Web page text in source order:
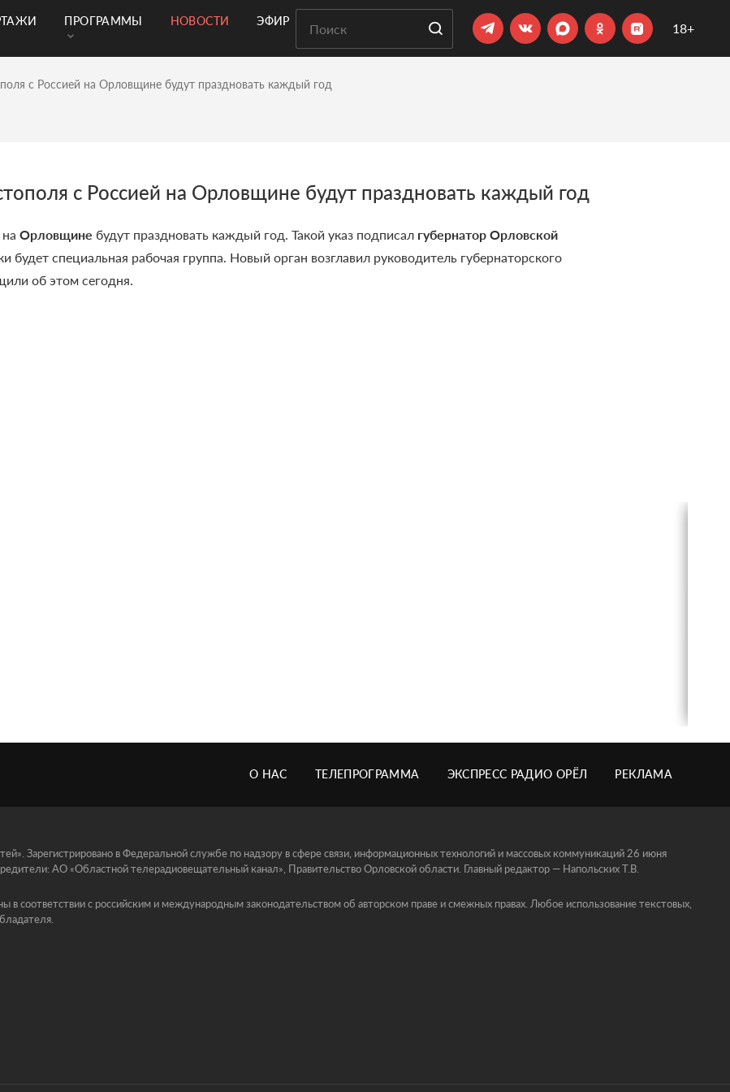
ПРОГРАММЫ НОВОСТИ ЭФИР 18+
с Россией на Орловщине будут праздновать каждый год
с Россией на Орловщине будут праздновать каждый год
наОрловщине будут праздновать каждый год. Такой указ подписал губернатор Орловской
будет специальная рабочая группа. Новый орган возглавил руководитель губернаторского
об этом сегодня.
О НАС ТЕЛЕПРОГРАММА ЭКСПРЕСС РАДИО ОРЁЛ РЕКЛАМА
Зарегистрировано в Федеральной службе по надзору в сфере связи, информационных технологий и массовых коммуникаций 26 июня
АО «Областной телерадиовещательный канал», Правительство Орловской области. Главный редактор — Напольских Т.В.
соответствии с российским и международным законодательством об авторском праве и смежных правах. Любое использование текстовых,